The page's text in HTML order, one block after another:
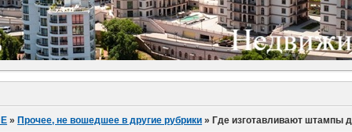
»Прочее, не вошедшее в другие рубрики »Где изготавливают штампы